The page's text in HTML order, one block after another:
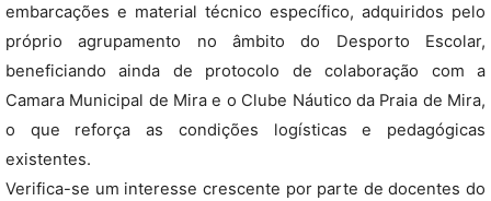
embarcações e material técnico específico, adquiridos pelo
próprio agrupamento no âmbito do Desporto Escolar,
beneficiando ainda de protocolo de colaboração com a
Camara Municipal de Mira e o Clube Náutico da Praia de Mira,
o que reforça as condições logísticas e pedagógicas
existentes.
Verifica-se um interesse crescente por parte de docentes do